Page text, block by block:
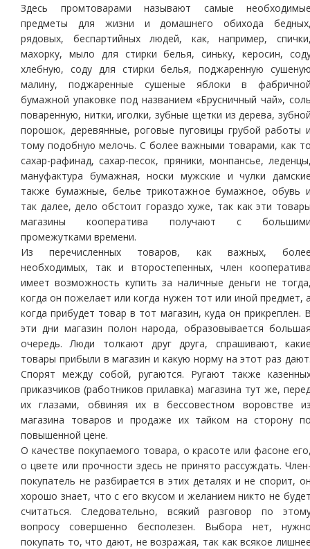
Здесь промтоварами называют самые
предметы для жизни и домашнего обихода
рядовых, беспартийных людей, как, например,
махорку, мыло для стирки белья, синьку, керосин,
хлебную, соду для стирки белья, поджаренную
малину, поджаренные сушеные яблоки в
бумажной упаковке под названием «Брусничный чай»,
поваренную, нитки, иголки, зубные щетки из дерева,
порошок, деревянные, роговые пуговицы грубой работы
тому подобную мелочь. С более важными товарами, как
сахар-рафинад, сахар-песок, пряники, монпансье,
мануфактура бумажная, носки мужские и чулки
также бумажные, белье трикотажное бумажное, обувь
так далее, дело обстоит гораздо хуже, так как эти
магазины кооператива получают с
промежутками времени.
Из перечисленных товаров, как важных,
необходимых, так и второстепенных, член
имеет возможность купить за наличные деньги не
когда он пожелает или когда нужен тот или иной предмет,
когда прибудет товар в тот магазин, куда он прикреплен.
эти дни магазин полон народа, образовывается
очередь. Люди толкают друг друга, спрашивают,
товары прибыли в магазин и какую норму на этот раз
Спорят между собой, ругаются. Ругают также
приказчиков (работников прилавка) магазина тут же,
их глазами, обвиняя их в бессовестном воровстве
магазина товаров и продаже их тайком на сторону
повышенной цене.
О качестве покупаемого товара, о красоте или фасоне
о цвете или прочности здесь не принято рассуждать.
покупатель не разбирается в этих деталях и не спорит,
хорошо знает, что с его вкусом и желанием никто не
считаться. Следовательно, всякий разговор по
вопросу совершенно бесполезен. Выбора нет,
покупать то, что дают, не возражая, так как всякое